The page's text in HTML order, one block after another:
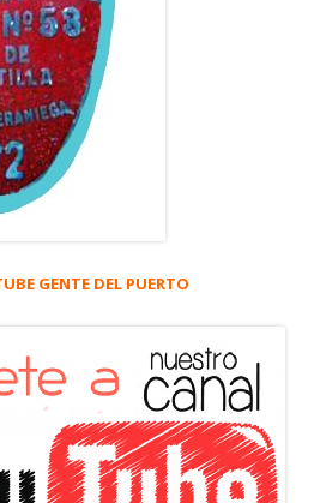
GENTE DEL PUERTO